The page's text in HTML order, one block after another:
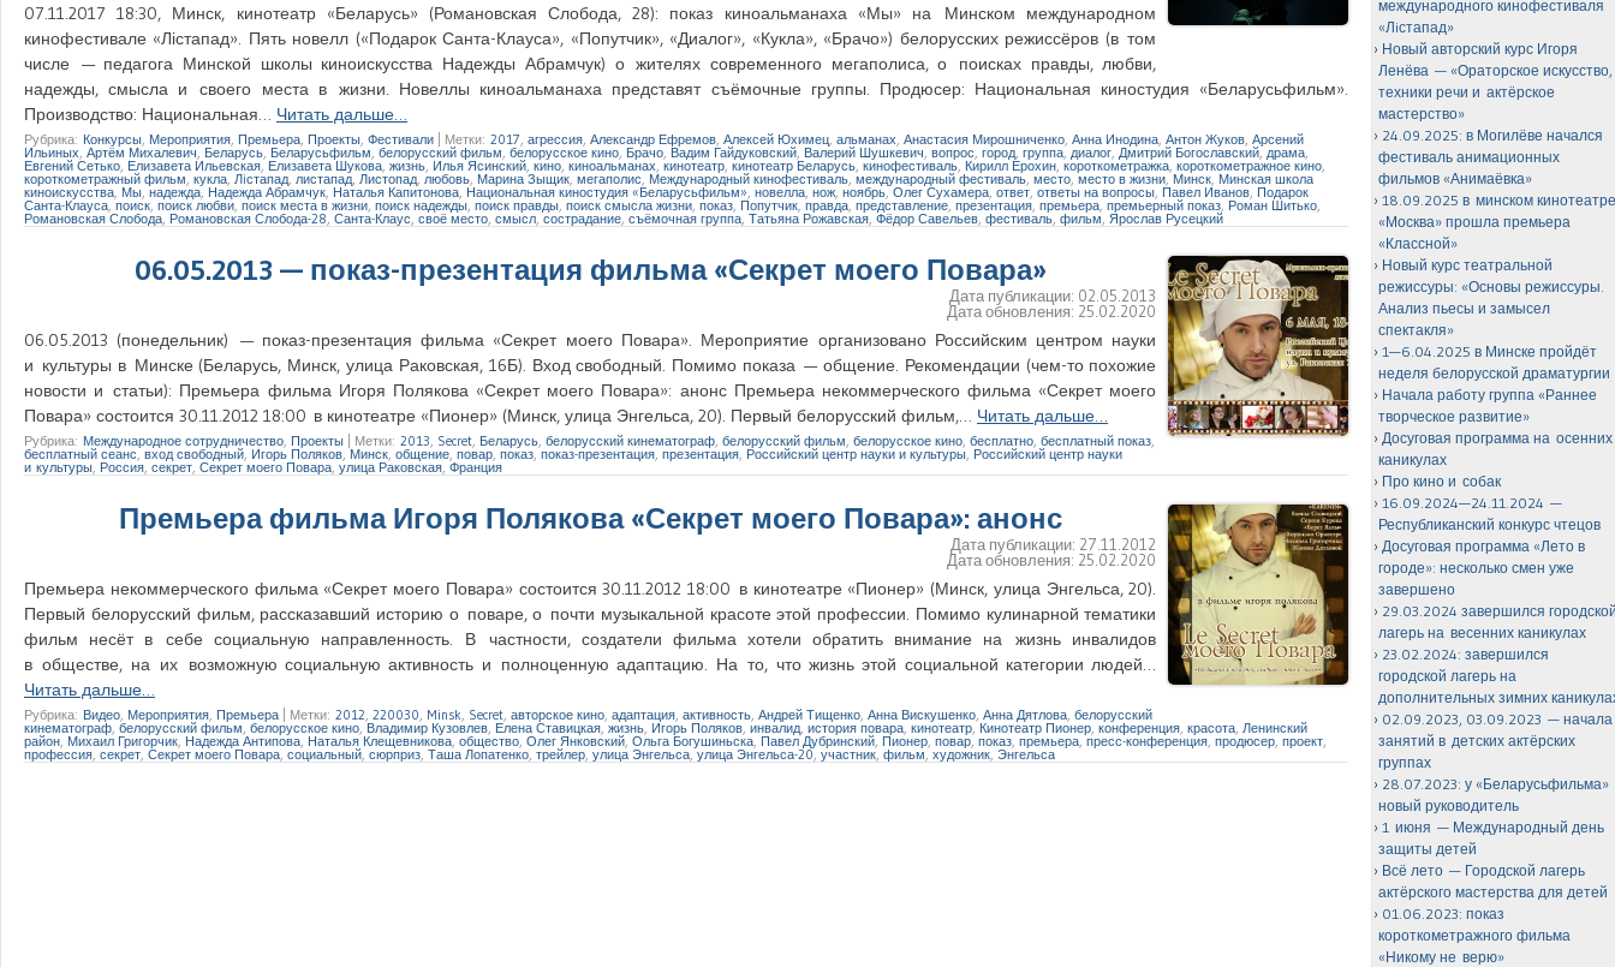
07.11.2017 18:30, Минск, кинотеатр «Беларусь» (Романовская Слобода, 28): показ киноальманаха «Мы» на Минском международном
кинофестивале «Лістапад». Пять новелл («Подарок Санта-Клауса», «Попутчик», «Диалог», «Кукла», «Брачо») белорусских режиссёров (в том
числе — педагога Минской школы киноискусства Надежды Абрамчук) о жителях современного мегаполиса, о поисках правды, любви,
надежды, смысла и своего места в жизни. Новеллы киноальманаха представят съёмочные группы. Продюсер: Национальная киностудия «Беларусьфильм».
Производство: Национальная… Читать дальше…
Рубрика: Конкурсы Мероприятия Премьера Проекты Фестивали Метки: 2017 агрессия Александр Ефремов Алексей Юхимец альманах Анастасия Мирошниченко Анна Инодина Антон Жуков Арсений
Ильиных Артём Михалевич Беларусь Беларусьфильм белорусский фильм белорусское кино Брачо Вадим Гайдуковский Валерий Шушкевич вопрос город группа, диалог Дмитрий Богославский, драма
Евгений Сетько Елизавета Ильевская, Елизавета Шукова жизнь Илья Ясинский кино киноальманах кинотеатр кинотеатр Беларусь кинофестиваль Кирилл Ерохин короткометражка короткометражное кино
короткометражный фильм кукла Лiстапад листапад Листопад любовь Марина Зыщик мегаполис Международный кинофестиваль международный фестиваль место ,место в жизни , Минск Минская школа
киноискусства Мы надежда, Надежда Абрамчук Наталья Капитонова Национальная киностудия «Беларусьфильм» новелла нож ноябрь,Олег Сухамера ответ ответы на вопросы Павел Иванов Подарок
Санта-Клауса ,поиск поиск любви поиск места в жизни поиск надежды поиск правды поиск смысла жизни показ Попутчик правда представление презентация премьера премьерный показ Роман Шитько
Романовская Слобода Романовская Слобода-28 Санта-Клаус своё место смысл ,сострадание съёмочная группа Татьяна Рожавская Фёдор Савельев фестиваль фильм Ярослав Русецкий
06.05.2013 — показ-презентация фильма «Секрет моего Повара»
Дата публикации: 02.05.2013
Дата обновления: 25.02.2020
06.05.2013 (понедельник) — показ-презентация фильма «Секрет моего Повара». Мероприятие организовано Российским центром науки
и культуры в Минске (Беларусь, Минск, улица Раковская, 16Б). Вход свободный. Помимо показа — общение. Рекомендации (чем-то похожие
новости и статьи): Премьера фильма Игоря Полякова «Секрет моего Повара»: анонс Премьера некоммерческого фильма «Секрет моего
Повара» состоится 30.11.2012 18:00 в кинотеатре «Пионер» (Минск, улица Энгельса, 20). Первый белорусский фильм,… Читать дальше…
Рубрика: Международное сотрудничество Проекты Метки: 2013 Secret Беларусь белорусский кинематограф белорусский фильм белорусское кино бесплатно бесплатный показ
бесплатный сеанс, вход свободный Игорь Поляков ,Минск общение повар показ ,показ-презентация презентация Российский центр науки и культуры Российский центр науки
и культуры Россия секрет Секрет моего Повара улица Раковская Франция
Премьера фильма Игоря Полякова «Секрет моего Повара»: анонс
Дата публикации: 27.11.2012
Дата обновления: 25.02.2020
Премьера некоммерческого фильма «Секрет моего Повара» состоится 30.11.2012 18:00 в кинотеатре «Пионер» (Минск, улица Энгельса, 20).
Первый белорусский фильм, рассказавший историю о поваре, о почти музыкальной красоте этой профессии. Помимо кулинарной тематики
фильм несёт в себе социальную направленность. В частности, создатели фильма хотели обратить внимание на жизнь инвалидов
в обществе, на их возможную социальную активность и полноценную адаптацию. На то, что жизнь этой социальной категории людей…
Читать дальше…
Рубрика: Видео Мероприятия Премьера Метки: 2012 220030 Minsk Secret авторское кино адаптация активность Андрей Тищенко Анна Вискушенко Анна Дятлова белорусский
кинематограф белорусский фильм белорусское кино ,Владимир Кузовлев Елена Ставицкая ,жизнь Игорь Поляков инвалид история повара кинотеатр , Кинотеатр Пионер конференция красота Ленинский
район Михаил Григорчик Надежда Антипова Наталья Клещевникова общество Олег Янковский Ольга Богушиньска Павел Дубринский Пионер повар, показ премьера ,пресс-конференция продюсер проект
профессия секрет Секрет моего Повара социальный сюрприз Таша Лопатенко трейлер улица Энгельса ,улица Энгельса-20, участник фильм , художник Энгельса
международного кинофестиваля
«Лiстапад»
Новый авторский курс Игоря
Ленёва — «Ораторское искусство,
техники речи и актёрское
мастерство»
24.09.2025: в Могилёве начался
фестиваль анимационных
фильмов «Анимаёвка»
18.09.2025 в минском
«Москва» прошла премьера
«Классной»
Новый курс театральной
режиссуры: «Основы режиссуры.
Анализ пьесы и замысел
спектакля»
1—6.04.2025 в Минске пройдёт
неделя белорусской драматургии
Начала работу группа «Раннее
творческое развитие»
Досуговая программа на осенних
каникулах
Про кино и собак
16.09.2024—24.11.2024 —
Республиканский конкурс чтецов
Досуговая программа «Лето в
городе»: несколько смен уже
завершено
29.03.2024 завершился
лагерь на весенних каникулах
23.02.2024: завершился
городской лагерь на
дополнительных зимних
02.09.2023, 03.09.2023 — начала
занятий в детских актёрских
группах
28.07.2023: у «Беларусьфильма»
новый руководитель
1 июня — Международный день
защиты детей
Всё лето — Городской лагерь
актёрского мастерства для детей
01.06.2023: показ
короткометражного фильма
«Никому не верю»